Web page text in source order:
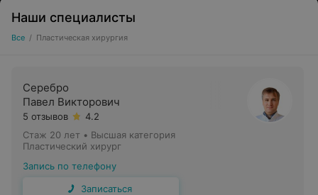
Наши специалисты
Все / Пластическая хирургия
Серебро
Павел Викторович
5 отзывов
4.2
Стаж 20 лет • Высшая категория
Пластический хирург
Запись по телефону
Записаться